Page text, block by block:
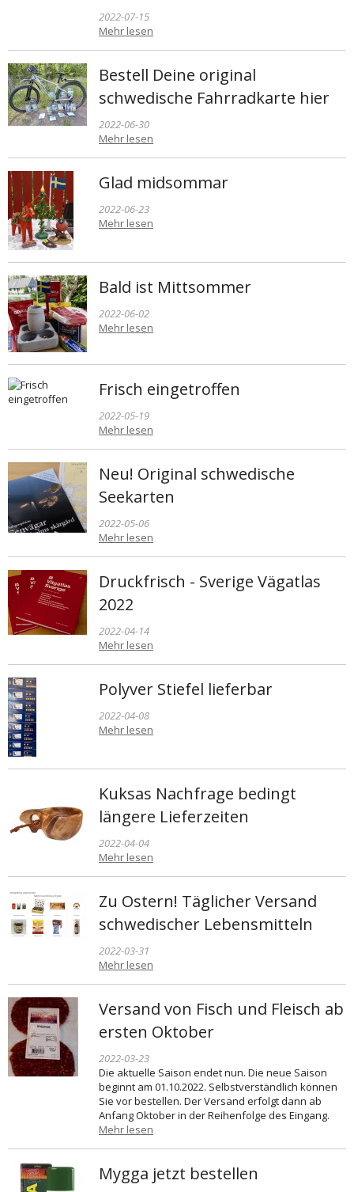
2022-07-15
Mehr lesen
Bestell Deine original
schwedische Fahrradkarte hier
2022-06-30
Mehr lesen
Glad midsommar
2022-06-23
Mehr lesen
Bald ist Mittsommer
2022-06-02
Mehr lesen
Frisch eingetroffen
2022-05-19
Mehr lesen
Neu! Original schwedische
Seekarten
2022-05-06
Mehr lesen
Druckfrisch - Sverige Vägatlas
2022
2022-04-14
Mehr lesen
Polyver Stiefel lieferbar
2022-04-08
Mehr lesen
Kuksas Nachfrage bedingt
längere Lieferzeiten
2022-04-04
Mehr lesen
Zu Ostern! Täglicher Versand
schwedischer Lebensmitteln
2022-03-31
Mehr lesen
Versand von Fisch und Fleisch ab
ersten Oktober
2022-03-23
Die aktuelle Saison endet nun. Die neue Saison
beginnt am 01.10.2022. Selbstverständlich können
Sie vor bestellen. Der Versand erfolgt dann ab
Anfang Oktober in der Reihenfolge des Eingang.
Mehr lesen
Mygga jetzt bestellen